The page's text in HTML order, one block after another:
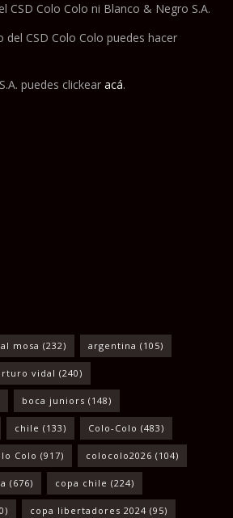
CSD Colo Colo ni Blanco & Negro S.A.
del CSD Colo Colo puedes hacer
puedes clickear acá.
mosa (232) argentina (105)
vidal (240)
boca juniors (148)
chile (133) Colo-Colo (483)
Colo (917) colocolo2026 (104)
(676) copa chile (224)
copa libertadores 2024 (95)